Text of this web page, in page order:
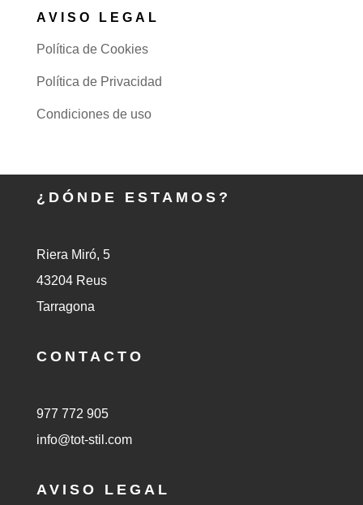
AVISO LEGAL
Política de Cookies
Política de Privacidad
Condiciones de uso
¿DÓNDE ESTAMOS?
Riera Miró, 5
43204 Reus
Tarragona
CONTACTO
977 772 905
info@tot-stil.com
AVISO LEGAL